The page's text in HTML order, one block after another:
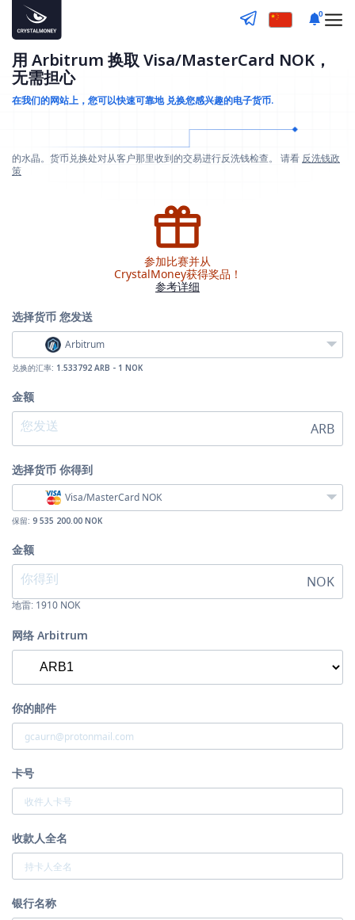
0
用 Arbitrum 换取 Visa/MasterCard NOK，
无需担心
在我们的网站上，您可以快速可靠地 兑换您感兴趣的电子货币.
的水晶。货币兑换处对从客户那里收到的交易进行反洗钱检查。 请看 反洗钱政
策
参加比赛并从
CrystalMoney获得奖品！
参考详细
选择货币 您发送
Arbitrum
兑换的汇率: 1.533792 ARB - 1 NOK
金额
ARB
选择货币 你得到
Visa/MasterCard NOK
保留: 9 535 200.00 NOK
金额
NOK
地雷: 1910 NOK
网络 Arbitrum
你的邮件
卡号
收款人全名
银行名称